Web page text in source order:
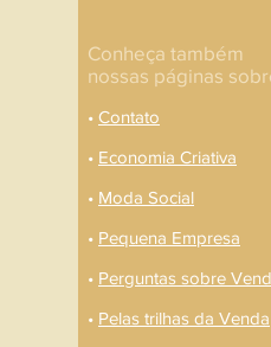
Conheça também
nossas páginas
• Contato
• Economia Criativa
• Moda Social
• Pequena Empresa
• Perguntas sobre
• Pelas trilhas da Venda